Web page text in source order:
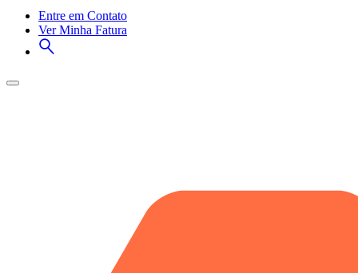
Entre em Contato
Ver Minha Fatura